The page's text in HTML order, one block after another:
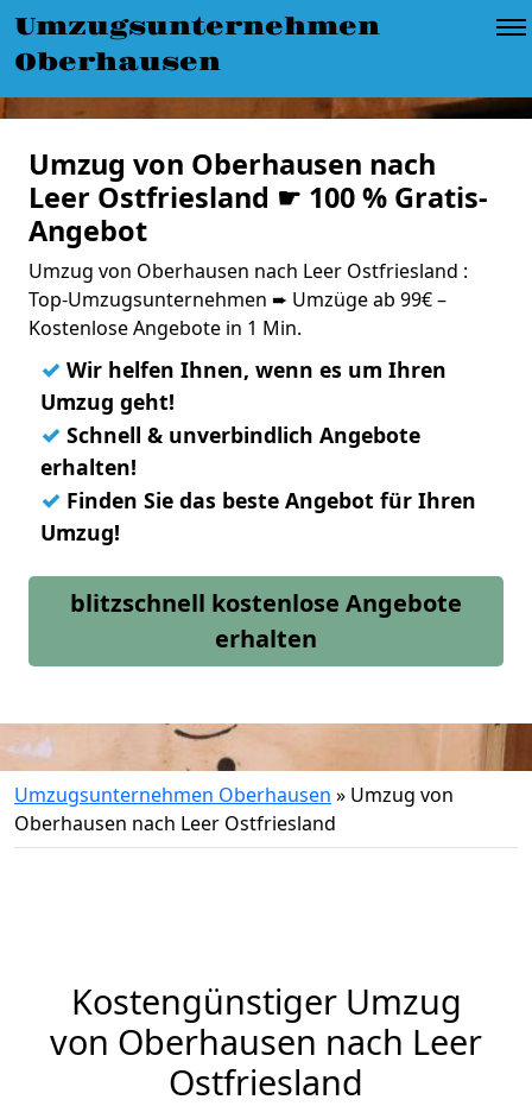
Umzugsunternehmen
Oberhausen
Umzug von Oberhausen nach
Leer Ostfriesland ☛ 100 % Gratis-
Angebot
Umzug von Oberhausen nach Leer Ostfriesland :
Top-Umzugsunternehmen ➨ Umzüge ab 99€ –
Kostenlose Angebote in 1 Min.
✓ Wir helfen Ihnen, wenn es um Ihren
Umzug geht!
✓ Schnell & unverbindlich Angebote
erhalten!
✓ Finden Sie das beste Angebot für Ihren
Umzug!
blitzschnell kostenlose Angebote
erhalten
Umzugsunternehmen Oberhausen » Umzug von
Oberhausen nach Leer Ostfriesland
Kostengünstiger Umzug
von Oberhausen nach Leer
Ostfriesland